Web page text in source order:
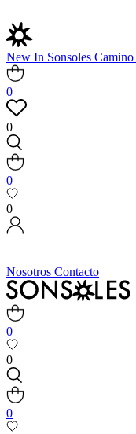
New In Sonsoles Camino
0
0
0
0
Nosotros Contacto
0
0
0